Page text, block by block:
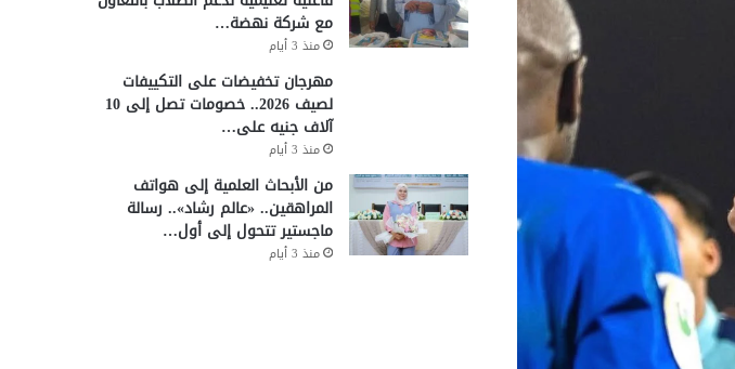
مع شركة نهضة…
منذ 3 أيام
مهرجان تخفيضات على التكييفات
لصيف 2026.. خصومات تصل إلى 10
آلاف جنيه على…
منذ 3 أيام
من الأبحاث العلمية إلى هواتف
المراهقين.. «عالم رشاد».. رسالة
ماجستير تتحول إلى أول…
منذ 3 أيام